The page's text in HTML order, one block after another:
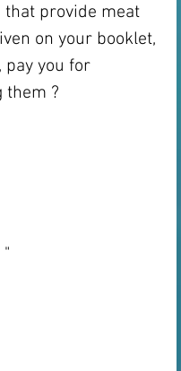
that provide meat
on your booklet,
pay you for
them ?